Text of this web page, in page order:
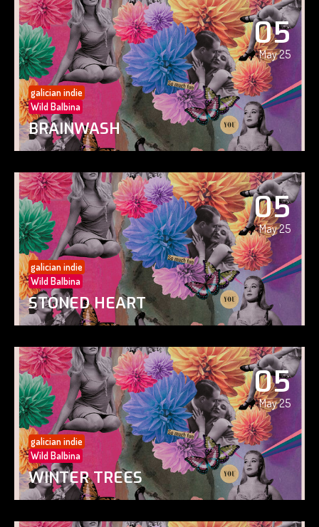
05
May 25
galician indie
Wild Balbina
BRAINWASH
05
May 25
galician indie
Wild Balbina
STONED HEART
05
May 25
galician indie
Wild Balbina
WINTER TREES